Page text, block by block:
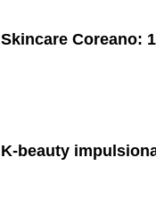
Skincare Coreano:
K-beauty